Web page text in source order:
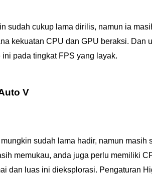
sudah cukup lama dirilis, namun ia
kekuatan CPU dan GPU beraksi. Dan
ini pada tingkat FPS yang layak.
V
sudah lama hadir, namun
memukau, anda juga perlu memiliki
dan luas ini dieksplorasi. Pengaturan